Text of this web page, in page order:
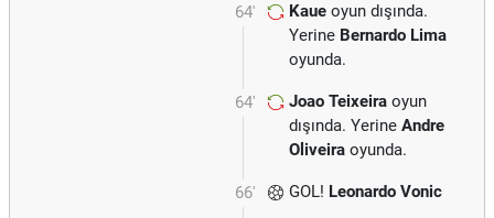
64' Kaue oyun dışında.
Yerine Bernardo Lima
oyunda.
64' Joao Teixeira oyun
dışında. Yerine Andre
Oliveira oyunda.
66' GOL! Leonardo Vonic